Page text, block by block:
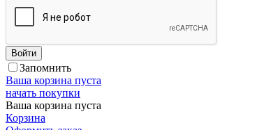
Войти
Запомнить
Ваша корзина пуста
начать покупки
Ваша корзина пуста
Корзина